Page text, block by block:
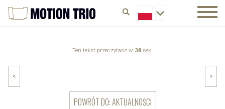
Ten tekst przeczytasz w: 38 sek.
< >
POWRÓT DO: AKTUALNOŚCI